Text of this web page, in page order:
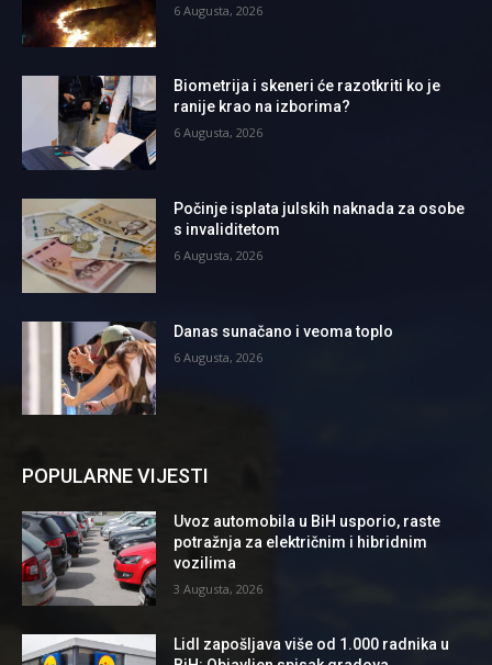
6 Augusta, 2026
Biometrija i skeneri će razotkriti ko je
ranije krao na izborima?
6 Augusta, 2026
Počinje isplata julskih naknada za osobe
s invaliditetom
6 Augusta, 2026
Danas sunačano i veoma toplo
6 Augusta, 2026
POPULARNE VIJESTI
Uvoz automobila u BiH usporio, raste
potražnja za električnim i hibridnim
vozilima
3 Augusta, 2026
Lidl zapošljava više od 1.000 radnika u